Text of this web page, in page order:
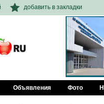
добавить в закладки
Объявления Фото